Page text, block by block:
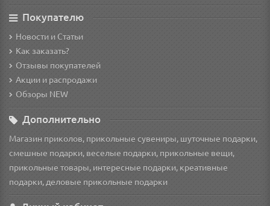
Покупателю
Новости и Статьи
Как заказать?
Отзывы покупателей
Акции и распродажи
Обзоры NEW
Дополнительно
Магазин приколов, прикольные сувениры, шуточные подарки,
смешные подарки, веселые подарки, прикольные вещи,
прикольные товары, интересные подарки, креативные
подарки, деловые прикольные подарки